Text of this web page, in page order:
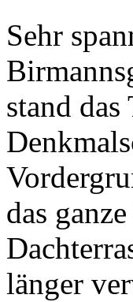
Sehr
stand
das
länger